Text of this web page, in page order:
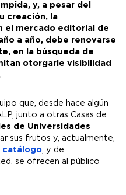
y, a pesar del
creación, la
el mercado editorial de
a año, debe renovarse
en la búsqueda de
otorgarle visibilidad
que, desde hace algún
junto a otras Casas de
de Universidades
sus frutos y, actualmente,
catálogo, y de
se ofrecen al público